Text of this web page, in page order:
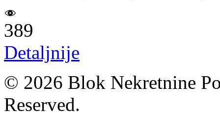
389
Detaljnije
© 2026 Blok Nekretnine
Reserved.